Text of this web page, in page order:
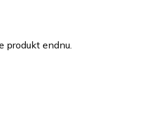
produkt endnu.